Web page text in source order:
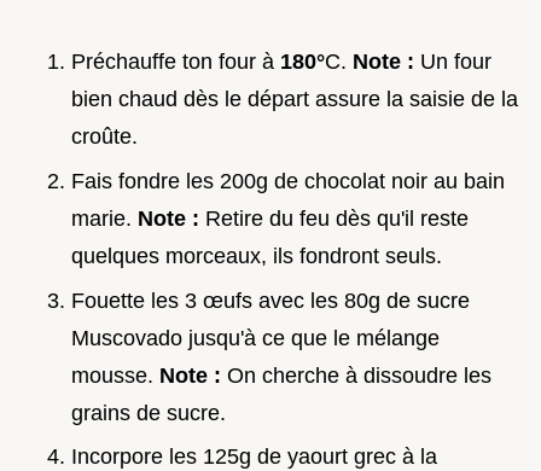
Préchauffe ton four à 180°C. Note : Un four
bien chaud dès le départ assure la saisie de la
croûte.
Fais fondre les 200g de chocolat noir au bain
marie. Note : Retire du feu dès qu'il reste
quelques morceaux, ils fondront seuls.
Fouette les 3 œufs avec les 80g de sucre
Muscovado jusqu'à ce que le mélange
mousse. Note : On cherche à dissoudre les
grains de sucre.
Incorpore les 125g de yaourt grec à la